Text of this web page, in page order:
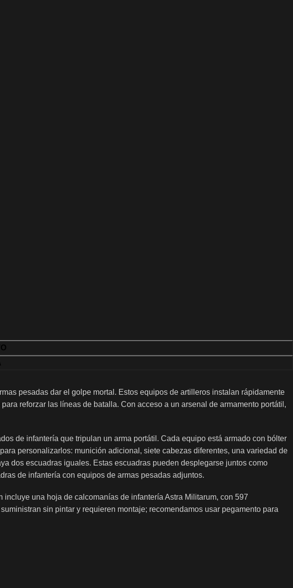
pesadas dar el golpe mortal. Estos equipos de artilleros instalan rápidamente
reforzar las líneas de batalla. Con acceso a un arsenal de armamento portátil,
de infantería que tripulan un arma portátil. Cada equipo está armado con bólter
personalizarlos: munición adicional, siete cabezas diferentes, una variedad de
dos escuadras iguales. Estas escuadras pueden desplegarse juntos como
de infantería con equipos de armas pesadas adjuntos.
una hoja de calcomanías de infantería Astra Militarum, con 597
sin pintar y requieren montaje; recomendamos usar pegamento para